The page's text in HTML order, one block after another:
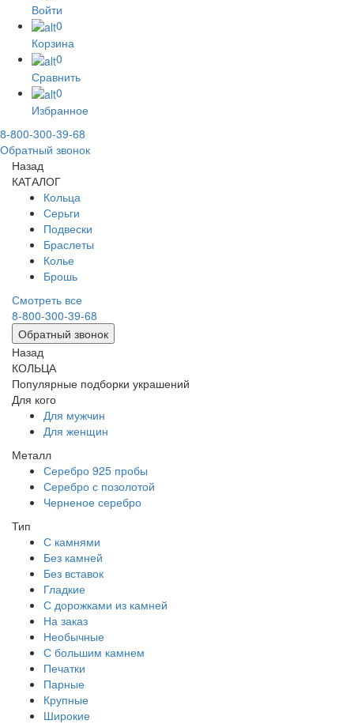
Войти
0
Корзина
0
Сравнить
0
Избранное
8-800-300-39-68
Обратный звонок
Назад
КАТАЛОГ
Кольца
Серьги
Подвески
Браслеты
Колье
Брошь
Смотреть все
8-800-300-39-68
Обратный звонок
Назад
КОЛЬЦА
Популярные подборки украшений
Для кого
Для мужчин
Для женщин
Металл
Серебро 925 пробы
Серебро с позолотой
Черненое серебро
Тип
С камнями
Без камней
Без вставок
Гладкие
С дорожками из камней
На заказ
Необычные
С большим камнем
Печатки
Парные
Крупные
Широкие